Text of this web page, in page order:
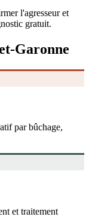
l'agresseur et
gratuit.
Garonne
par bûchage,
et traitement